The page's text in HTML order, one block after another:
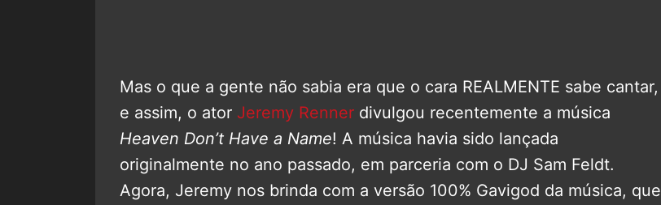
Mas o que a gente não sabia era que o cara REALMENTE sabe cantar,
e assim, o ator Jeremy Renner divulgou recentemente a música
Heaven Don’t Have a Name! A música havia sido lançada
originalmente no ano passado, em parceria com o DJ Sam Feldt.
Agora, Jeremy nos brinda com a versão 100% Gavigod da música, que